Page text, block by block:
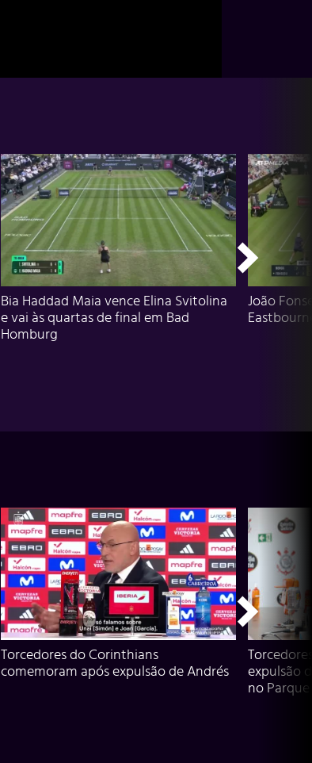
Bia Haddad Maia vence Elina Svitolina
e vai às quartas de final em Bad
Homburg
João
Torcedores do Corinthians
comemoram após expulsão de Andrés
expulsão
no Parque